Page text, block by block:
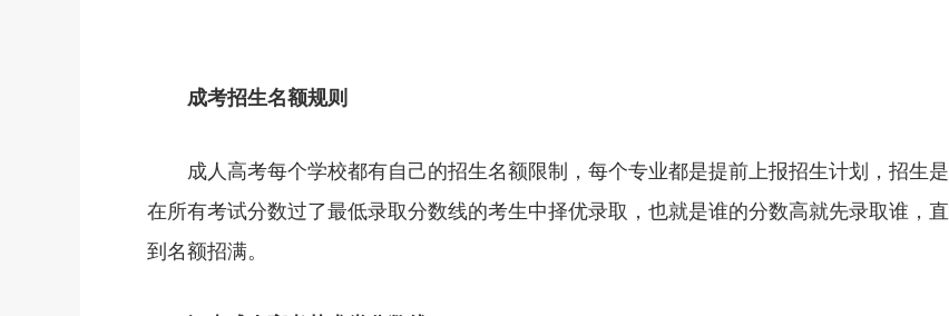
成考招生名额规则
成人高考每个学校都有自己的招生名额限制，每个专业都是提前上报招生计划，招生是
在所有考试分数过了最低录取分数线的考生中择优录取，也就是谁的分数高就先录取谁，直
到名额招满。